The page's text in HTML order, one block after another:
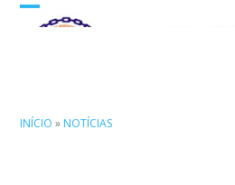
Skip
Open
Close
INÍCIO » NOTÍCIAS